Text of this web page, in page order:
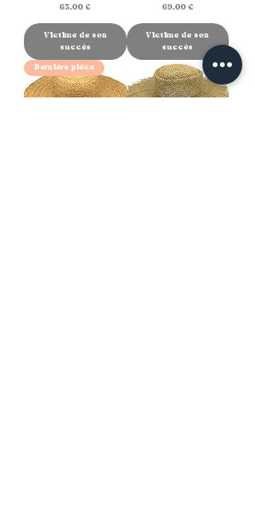
Prix
65,00 €
Victime de son
succès
Prix
69,00 €
Victime de son
succès
Dernière pièce